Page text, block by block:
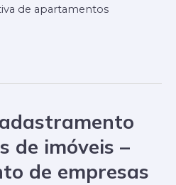
de apartamentos
de imóveis –
de empresas